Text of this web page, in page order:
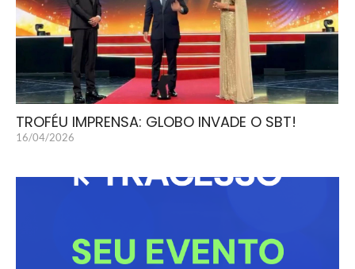
TROFÉU IMPRENSA: GLOBO INVADE O SBT!
16/04/2026